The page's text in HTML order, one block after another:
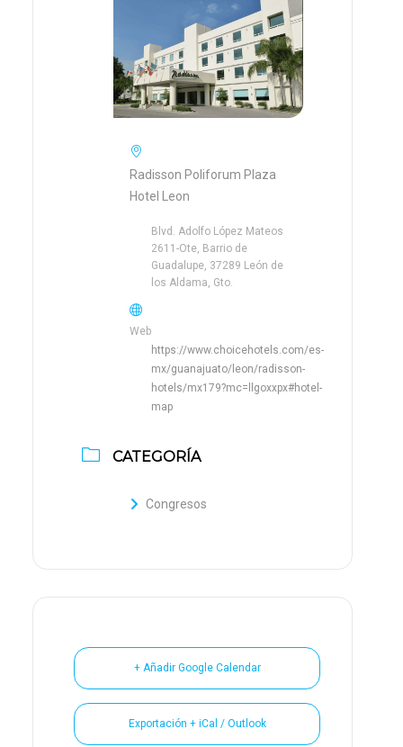
Radisson Poliforum Plaza
Hotel Leon
Blvd. Adolfo López Mateos
2611-Ote, Barrio de
Guadalupe, 37289 León de
los Aldama, Gto.
Web
https://www.choicehotels.com/es-
mx/guanajuato/leon/radisson-
hotels/mx179?mc=llgoxxpx#hotel-
map
CATEGORÍA
Congresos
+ Añadir Google Calendar
Exportación + iCal / Outlook